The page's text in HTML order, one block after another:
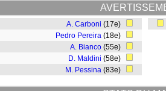
A. Carboni (17e)
Pedro Pereira (18e)
A. Bianco (55e)
D. Maldini (58e)
M. Pessina (83e)